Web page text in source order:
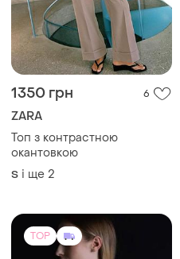
1350 грн 6
ZARA
Топ з контрастною
окантовкою
S і ще 2
TOP